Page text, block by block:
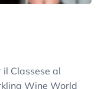
Classese al
Wine World